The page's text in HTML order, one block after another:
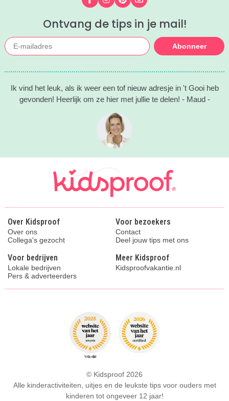
Ontvang de tips in je mail!
Abonneer
Ik vind het leuk, als ik weer een tof nieuw adresje in 't Gooi heb
gevonden! Heerlijk om ze hier met jullie te delen! - Maud -
Over Kidsproof
Over ons
Collega's gezocht
Voor bezoekers
Contact
Deel jouw tips met ons
Voor bedrijven
Lokale bedrijven
Pers & adverteerders
Meer Kidsproof
Kidsproofvakantie.nl
© Kidsproof 2026
Alle kinderactiviteiten, uitjes en de leukste tips voor ouders met
kinderen tot ongeveer 12 jaar!